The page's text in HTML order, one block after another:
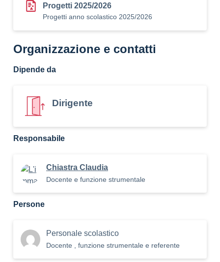
Progetti 2025/2026
Progetti anno scolastico 2025/2026
Organizzazione e contatti
Dipende da
Dirigente
Responsabile
Chiastra Claudia
Docente e funzione strumentale
Persone
Personale scolastico
Docente , funzione strumentale e referente